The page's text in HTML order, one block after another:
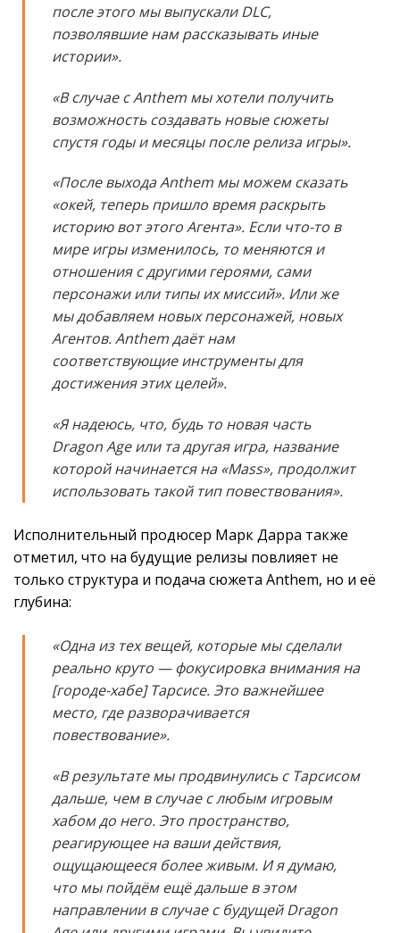
после этого мы выпускали DLC,
позволявшие нам рассказывать иные
истории».
«В случае с Anthem мы хотели получить
возможность создавать новые сюжеты
спустя годы и месяцы после релиза игры».
«После выхода Anthem мы можем сказать
«окей, теперь пришло время раскрыть
историю вот этого Агента». Если что-то в
мире игры изменилось, то меняются и
отношения с другими героями, сами
персонажи или типы их миссий». Или же
мы добавляем новых персонажей, новых
Агентов. Anthem даёт нам
соответствующие инструменты для
достижения этих целей».
«Я надеюсь, что, будь то новая часть
Dragon Age или та другая игра, название
которой начинается на «Mass», продолжит
использовать такой тип повествования».
Исполнительный продюсер Марк Дарра также
отметил, что на будущие релизы повлияет не
только структура и подача сюжета Anthem, но и её
глубина:
«Одна из тех вещей, которые мы сделали
реально круто — фокусировка внимания на
[городе-хабе] Тарсисе. Это важнейшее
место, где разворачивается
повествование».
«В результате мы продвинулись с Тарсисом
дальше, чем в случае с любым игровым
хабом до него. Это пространство,
реагирующее на ваши действия,
ощущающееся более живым. И я думаю,
что мы пойдём ещё дальше в этом
направлении в случае с будущей Dragon